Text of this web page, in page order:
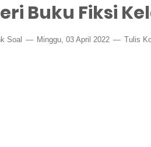
Buku Fiksi
Soal Minggu, 03 April 2022 Tulis